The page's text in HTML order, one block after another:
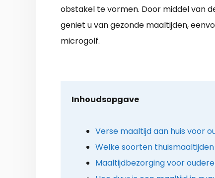
obstakel te vormen. Door middel van
geniet u van gezonde maaltijden,
microgolf.
Inhoudsopgave
Verse maaltijd aan huis voor
Welke soorten thuismaaltijden
Maaltijdbezorging voor